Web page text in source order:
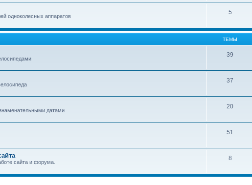
одноколесных аппаратов
5
ТЕМЫ
39
37
датами
20
51
сайта и форума.
8